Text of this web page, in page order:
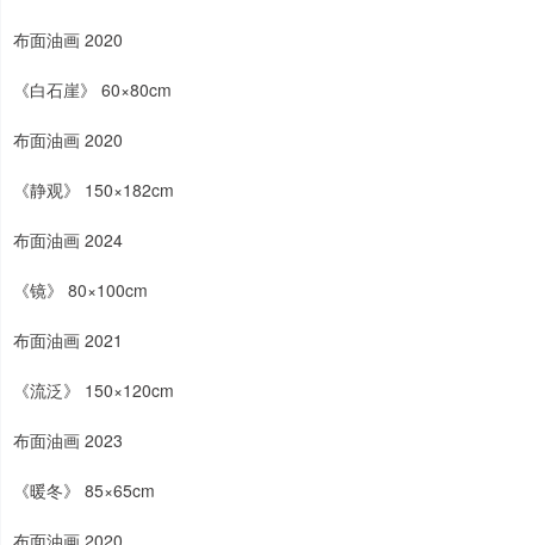
布面油画 2020
《白石崖》 60×80cm
布面油画 2020
《静观》 150×182cm
布面油画 2024
《镜》 80×100cm
布面油画 2021
《流泛》 150×120cm
布面油画 2023
《暖冬》 85×65cm